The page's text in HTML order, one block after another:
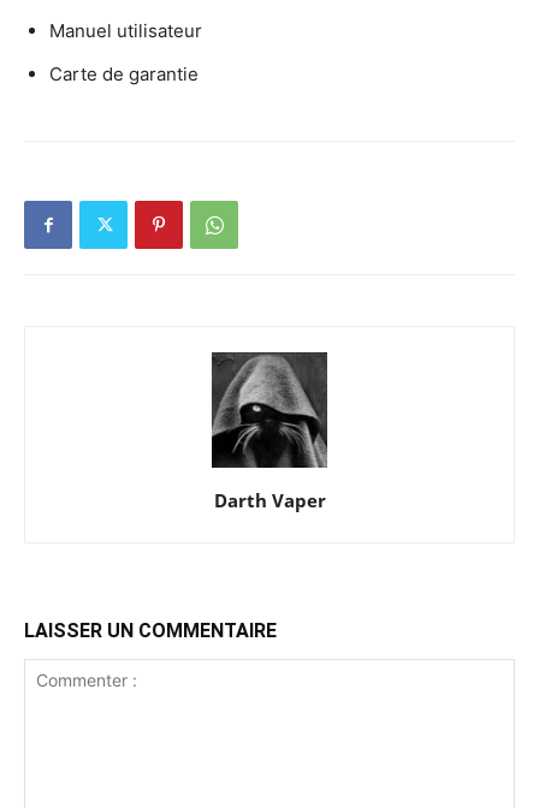
Manuel utilisateur
Carte de garantie
Darth Vaper
LAISSER UN COMMENTAIRE